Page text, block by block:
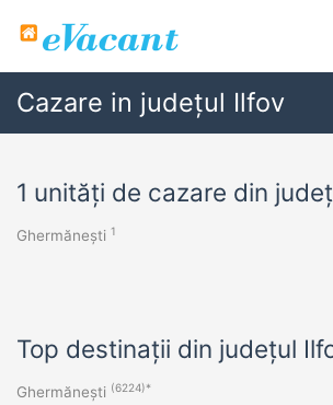
Cazare in județul Ilfov
1 unități de cazare din
Ghermănești 1
Top destinații din județul
Ghermănești (6224)*